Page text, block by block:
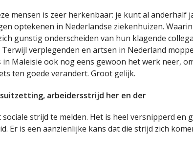
mensen is zeer herkenbaar: je kunt al anderhalf
optekenen in Nederlandse ziekenhuizen.
gunstig onderscheiden van hun klagende
Terwijl verplegenden en artsen in Nederland
in Maleisië ook nog eens gewoon het werk neer,
ten goede verandert. Groot gelijk.
arbeidersstrijd her en der
sociale strijd te melden. Het is heel versnipperd en
Er is een aanzienlijke kans dat die strijd zich